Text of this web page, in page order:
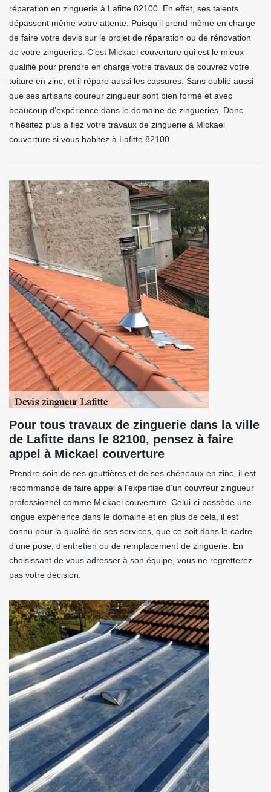
réparation en zinguerie à Lafitte 82100. En effet, ses talents
dépassent même votre attente. Puisqu’il prend même en charge
de faire votre devis sur le projet de réparation ou de rénovation
de votre zingueries. C’est Mickael couverture qui est le mieux
qualifié pour prendre en charge votre travaux de couvrez votre
toiture en zinc, et il répare aussi les cassures. Sans oublié aussi
que ses artisans coureur zingueur sont bien formé et avec
beaucoup d’expérience dans le domaine de zingueries. Donc
n’hésitez plus a fiez votre travaux de zinguerie à Mickael
couverture si vous habitez à Lafitte 82100.
Pour tous travaux de zinguerie dans la ville
de Lafitte dans le 82100, pensez à faire
appel à Mickael couverture
Prendre soin de ses gouttières et de ses chéneaux en zinc, il est
recommandé de faire appel à l’expertise d’un couvreur zingueur
professionnel comme Mickael couverture. Celui-ci possède une
longue expérience dans le domaine et en plus de cela, il est
connu pour la qualité de ses services, que ce soit dans le cadre
d’une pose, d’entretien ou de remplacement de zinguerie. En
choisissant de vous adresser à son équipe, vous ne regretterez
pas votre décision.